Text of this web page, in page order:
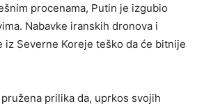
procenama, Putin je izgubio
Nabavke iranskih dronova i
Severne Koreje teško da će bitnije
prilika da, uprkos svojih